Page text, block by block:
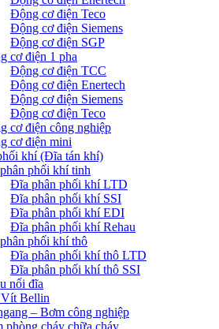
Động cơ điện Teco
Động cơ điện Siemens
Động cơ điện SGP
cơ điện 1 pha
Động cơ điện TCC
Động cơ điện Enertech
Động cơ điện Siemens
Động cơ điện Teco
cơ điện công nghiệp
cơ điện mini
khí (Đĩa tán khí)
phối khí tinh
Đĩa phân phối khí LTD
Đĩa phân phối khí SSI
Đĩa phân phối khí EDI
Đĩa phân phối khí Rehau
phối khí thô
Đĩa phân phối khí thô LTD
Đĩa phân phối khí thô SSI
nối đĩa
Bellin
– Bơm công nghiệp
phòng cháy chữa cháy